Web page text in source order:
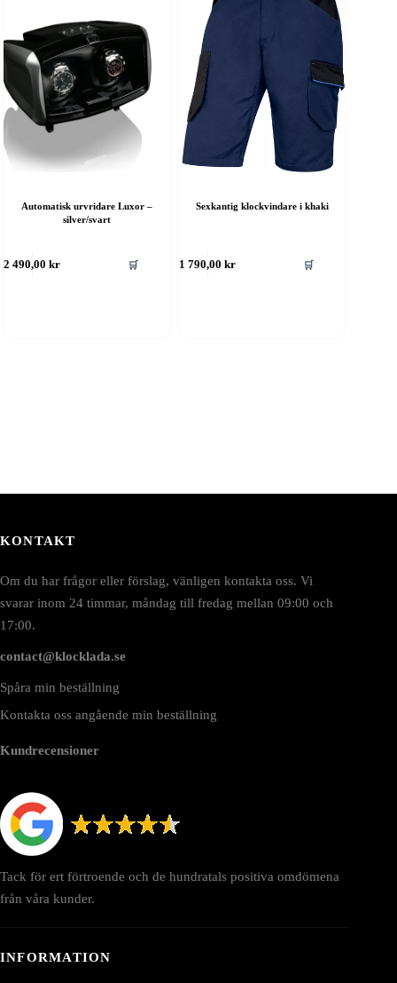
Automatisk urvridare Luxor –
silver/svart
2 490,00kr 🛒
Sexkantig klockvindare i khaki
1 790,00kr 🛒
KONTAKT
Om du har frågor eller förslag, vänligen kontakta oss. Vi
svarar inom 24 timmar, måndag till fredag mellan 09:00 och
17:00.
contact@klocklada.se
Spåra min beställning
Kontakta oss angående min beställning
Kundrecensioner
Tack för ert förtroende och de hundratals positiva omdömena
från våra kunder.
INFORMATION